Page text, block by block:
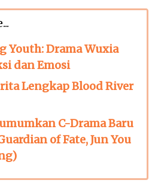
Youth: Drama Wuxia
dan Emosi
Lengkap Blood River
C-Drama Baru
of Fate, Jun You